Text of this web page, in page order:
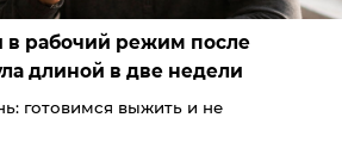
в рабочий режим после
длиной в две недели
готовимся выжить и не